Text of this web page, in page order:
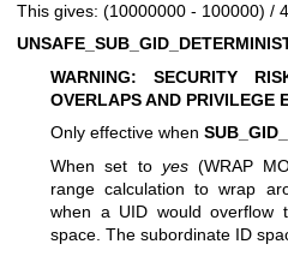
This gives: (10000000 - 100000) /
WARNING: SECURITY
OVERLAPS AND PRIVILEGE
Only effective when
When set to yes(WRAP
range calculation to wrap
when a UID would overflow
space. The subordinate ID